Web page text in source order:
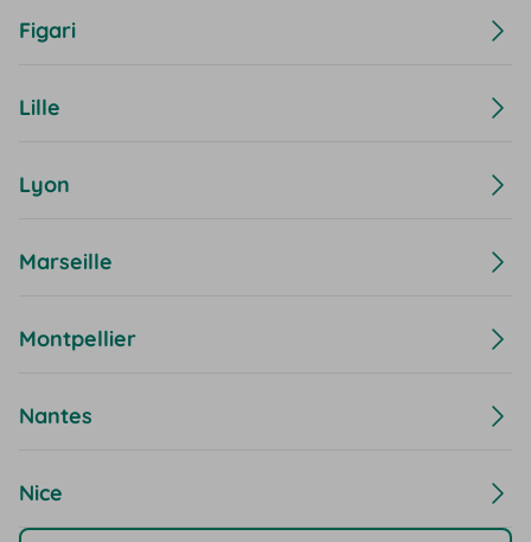
Figari
Lille
Lyon
Marseille
Montpellier
Nantes
Nice